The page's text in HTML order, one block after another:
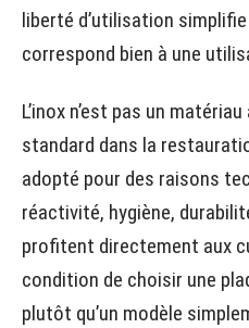
liberté d’utilisation
correspond bien à une
L’inox n’est pas un
standard dans la
adopté pour des raisons
réactivité, hygiène,
profitent directement aux
condition de choisir une
plutôt qu’un modèle